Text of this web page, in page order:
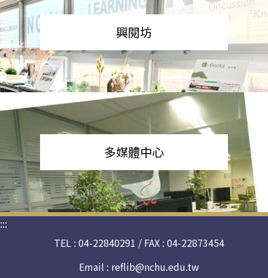
興閱坊
多媒體中心
:::
TEL : 04-22840291 / FAX : 04-22873454
Email : reflib@nchu.edu.tw